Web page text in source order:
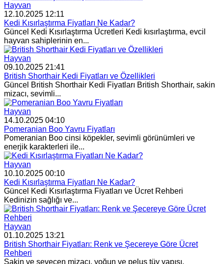
Hayvan
12.10.2025 12:11
Kedi Kısırlaştırma Fiyatları Ne Kadar?
Güncel Kedi Kısırlaştırma Ücretleri Kedi kısırlaştırma, evcil
hayvan sahiplerinin en...
Hayvan
09.10.2025 21:41
British Shorthair Kedi Fiyatları ve Özellikleri
Güncel British Shorthair Kedi Fiyatları British Shorthair, sakin
mizacı, sevimli...
Hayvan
14.10.2025 04:10
Pomeranian Boo Yavru Fiyatları
Pomeranian Boo cinsi köpekler, sevimli görünümleri ve
enerjik karakterleri ile...
Hayvan
10.10.2025 00:10
Kedi Kısırlaştırma Fiyatları Ne Kadar?
Güncel Kedi Kısırlaştırma Fiyatları ve Ücret Rehberi
Kedinizin sağlığı ve...
Hayvan
01.10.2025 13:21
British Shorthair Fiyatları: Renk ve Şecereye Göre Ücret
Rehberi
Sakin ve sevecen mizacı, yoğun ve peluş tüy yapısı,